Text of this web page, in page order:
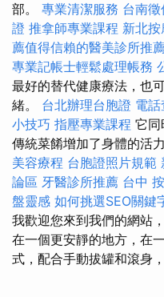
部。 專業清潔服務 台南
證 推拿師專業課程 新北
薦值得信賴的醫美診所推
專業記帳士輕鬆處理帳務
最好的替代健康療法，也
緒。 台北辦理台胞證 電話
小技巧 指壓專業課程 它同
傳統菜餚增加了身體的活
美容療程 台胞證照片規範
論區 牙醫診所推薦 台中
盤靈感 如何挑選SEO關鍵
我歡迎您來到我們的網站
在一個更安靜的地方，在
式，配合手動拔罐和滾身